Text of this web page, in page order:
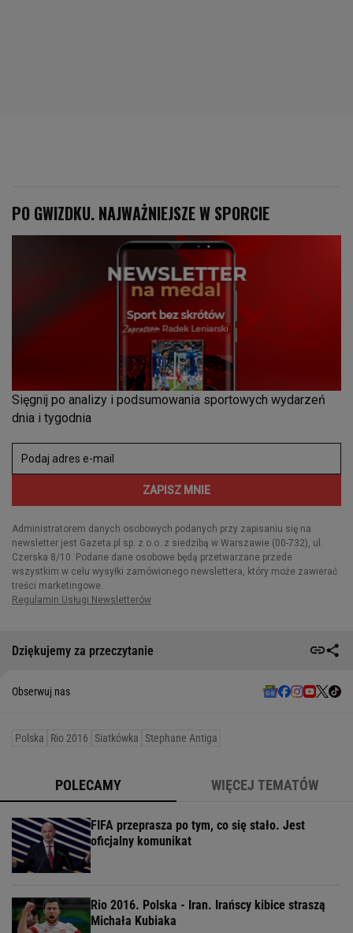
Dziękujemy za przeczytanie
Obserwuj nas
Polska Rio 2016 Siatkówka Stephane Antiga
POLECAMY WIĘCEJ TEMATÓW
FIFA przeprasza po tym, co się stało. Jest
oficjalny komunikat
Rio 2016. Polska - Iran. Irańscy kibice straszą
Michała Kubiaka